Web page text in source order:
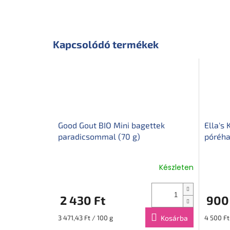
Kapcsolódó termékek
Good Gout BIO Mini bagettek
paradicsommal (70 g)
Készleten
2 430 Ft
Egységár:
3 471,43 Ft / 100 g Kosárba
Ella's
4 500